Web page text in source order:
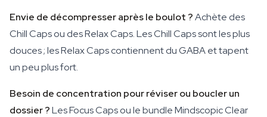
Envie de décompresser après le boulot ?Achète des
Chill Caps ou des Relax Caps. Les Chill Caps sont les plus
douces ; les Relax Caps contiennent du GABA et tapent
un peu plus fort.
Besoin de concentration pour réviser ou boucler un
dossier ?Les Focus Caps ou le bundle Mindscopic Clear